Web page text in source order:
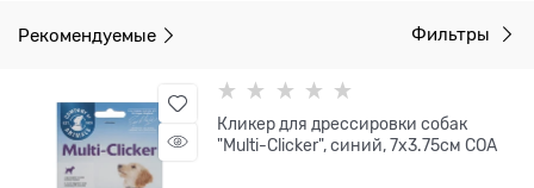
Рекомендуемые Фильтры
Кликер для дрессировки собак
"Multi-Clicker", синий, 7х3.75см COA